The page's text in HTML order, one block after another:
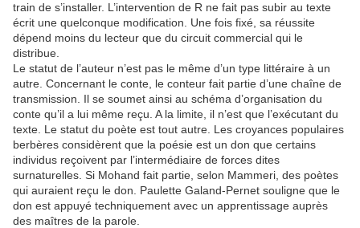
train de s’installer. L’intervention de R ne fait pas subir au texte
écrit une quelconque modification. Une fois fixé, sa réussite
dépend moins du lecteur que du circuit commercial qui le
distribue.
Le statut de l’auteur n’est pas le même d’un type littéraire à un
autre. Concernant le conte, le conteur fait partie d’une chaîne de
transmission. Il se soumet ainsi au schéma d’organisation du
conte qu’il a lui même reçu. A la limite, il n’est que l’exécutant du
texte. Le statut du poète est tout autre. Les croyances populaires
berbères considèrent que la poésie est un don que certains
individus reçoivent par l’intermédiaire de forces dites
surnaturelles. Si Mohand fait partie, selon Mammeri, des poètes
qui auraient reçu le don. Paulette Galand-Pernet souligne que le
don est appuyé techniquement avec un apprentissage auprès
des maîtres de la parole.